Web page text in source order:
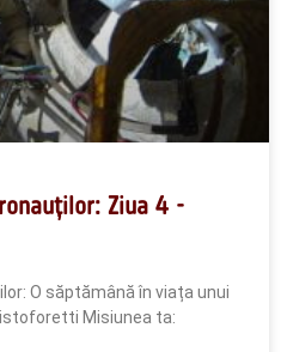
Ziua 4 -
O săptămână în viața unui
Misiunea ta: